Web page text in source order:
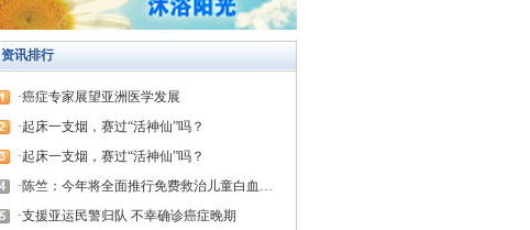
资讯排行
癌症专家展望亚洲医学发展
起床一支烟，赛过“活神仙”吗？
起床一支烟，赛过“活神仙”吗？
陈竺：今年将全面推行免费救治儿童白血病与先天性心脏病
支援亚运民警归队 不幸确诊癌症晚期